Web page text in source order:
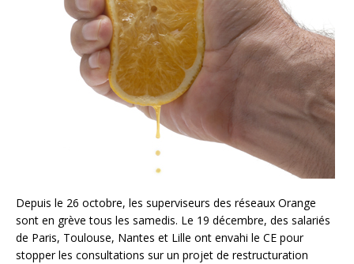
Depuis le 26 octobre, les superviseurs des réseaux Orange
sont en grève tous les samedis. Le 19 décembre, des salariés
de Paris, Toulouse, Nantes et Lille ont envahi le CE pour
stopper les consultations sur un projet de restructuration